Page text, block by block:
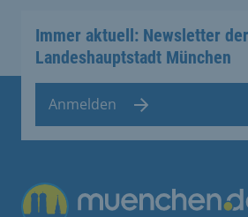
Immer aktuell: Newsletter der
Landeshauptstadt München
Anmelden
Übergreifende Links